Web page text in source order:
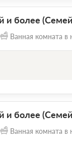
и более
Ванная комната в
и более
Ванная комната в